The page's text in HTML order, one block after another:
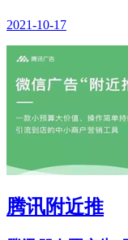
2021-10-17
腾讯附近推